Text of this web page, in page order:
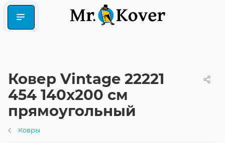
Ковер Vintage 22221
454 140x200 см
прямоугольный
Ковры